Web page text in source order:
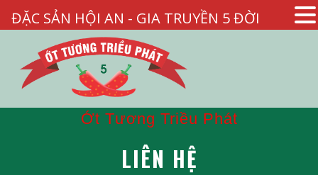
Ớt Tương Triều Phát
LIÊN HỆ
ĐẶC SẢN HỘI AN - GIA TRUYỀN 5 ĐỜI